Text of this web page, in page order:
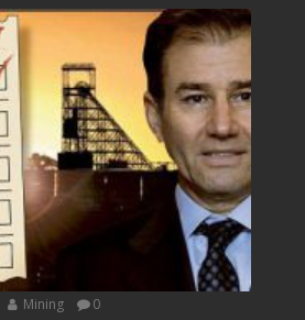
Mining 0